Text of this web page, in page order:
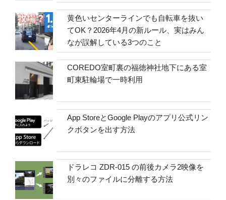
黄色いセンターラインでも自転車を抜い
てOK？2026年4月の新ルール、実はみん
なが誤解している3つのこと
COREDO室町裏の福徳神社地下にある室
町東駐輪場で一時利用
App StoreとGoogle Playのアプリ公式リン
クボタンを出す方法
ドラレコ ZDR-015 の前後カメラ2映像を
別々のファイルに分離する方法